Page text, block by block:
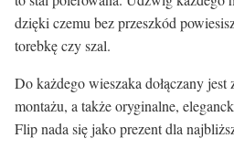
dzięki czemu bez przeszkód
torebkę czy szal.
Do każdego wieszaka dołączany
montażu, a także oryginalne,
Flip nada się jako prezent dla